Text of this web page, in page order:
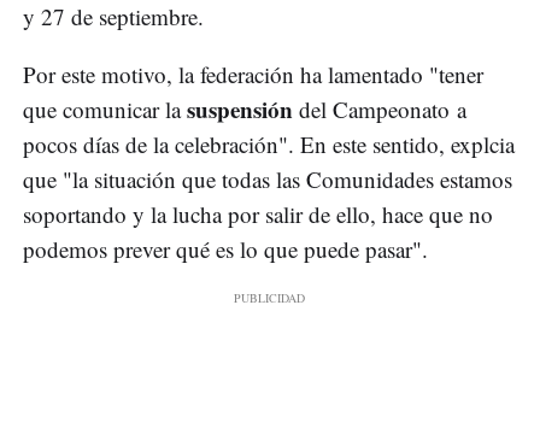
y 27 de septiembre.
Por este motivo, la federación ha lamentado "tener
que comunicar lasuspensión del Campeonato a
pocos días de la celebración". En este sentido, explcia
que "la situación que todas las Comunidades estamos
soportando y la lucha por salir de ello, hace que no
podemos prever qué es lo que puede pasar".